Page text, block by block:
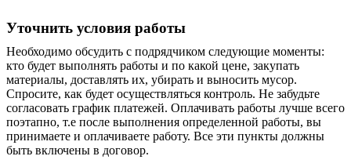
Уточнить условия работы
Необходимо обсудить с подрядчиком следующие моменты:
кто будет выполнять работы и по какой цене, закупать
материалы, доставлять их, убирать и выносить мусор.
Спросите, как будет осуществляться контроль. Не забудьте
согласовать график платежей. Оплачивать работы лучше всего
поэтапно, т.е после выполнения определенной работы, вы
принимаете и оплачиваете работу. Все эти пункты должны
быть включены в договор.